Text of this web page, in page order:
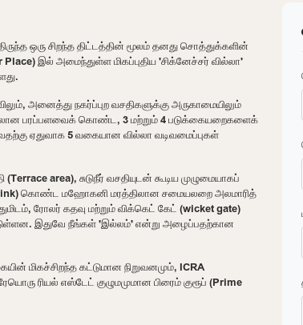
ஒரு சிறந்த திட்டத்தின் மூலம் தனது சொத்துக்களின்
இல் அமைந்துள்ள மிகப்புதிய 'சிக்னேச்சர் வில்லா'
அனைத்து நகர்ப்புற வசதிகளுக்கு அருகாமையிலும்
பரப்பளவைக் கொண்ட, 3 மற்றும் 4 படுக்கையறைகளைக்
ஏதுவாக 5 வகையான வில்லா வடிவமைப்புகள்
area), சுடுநீர் வசதியுடன் கூடிய முழுமையாகப்
Sink) கொண்ட மஹோகனி மரத்திலான சமையலறை அலமாரித்
ரோலர் கதவு மற்றும் விக்கெட் கேட் (wicket gate)
இதுவே நீங்கள் 'இல்லம்' என்று அழைப்பதற்கான
மிகச்சிறந்த கட்டுமான நிறுவனமும், ICRA
ரியல் எஸ்டேட் குழுமமுமான பிரைம் குரூப் (Prime